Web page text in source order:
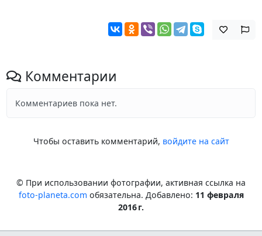
Комментарии
Комментариев пока нет.
Чтобы оставить комментарий, войдите на сайт
© При использовании фотографии, активная ссылка на
foto-planeta.com обязательна. Добавлено: 11 февраля
2016 г.